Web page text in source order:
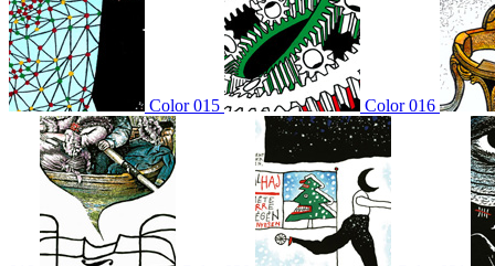
Color 015 Color 016